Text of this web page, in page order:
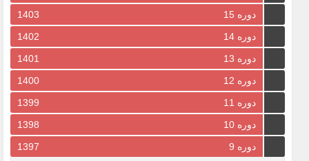
دوره 15
1403
دوره 14
1402
دوره 13
1401
دوره 12
1400
دوره 11
1399
دوره 10
1398
دوره 9
1397